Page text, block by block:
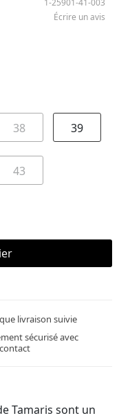
1-25901-41-003
Écrire un avis
38 39
43
livraison suivie
sécurisé avec
Tamaris sont un